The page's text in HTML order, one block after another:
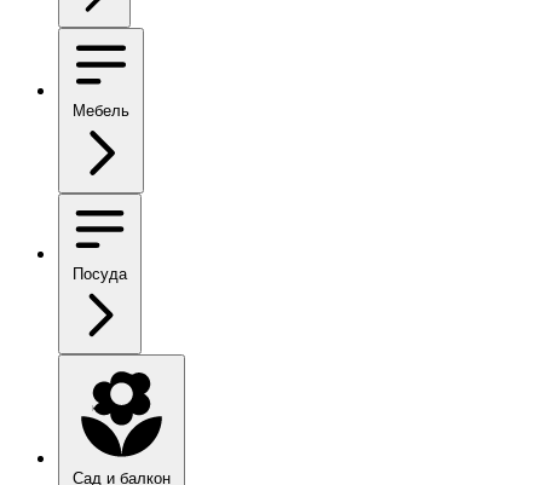
Мебель
Посуда
Сад и балкон